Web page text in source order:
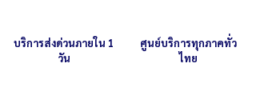
บริการส่งด่วนภายใน 1
วัน
ศูนย์บริการทุกภาคทั่ว
ไทย